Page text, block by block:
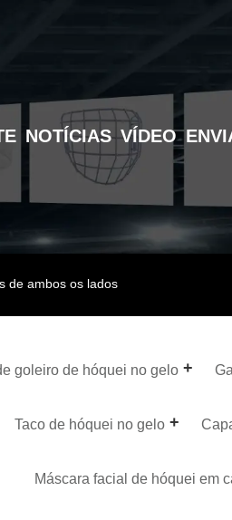
NOTÍCIAS VÍDEO
de ambos os lados
goleiro de hóquei no gelo
Taco de hóquei no gelo
Máscara facial de hóquei em